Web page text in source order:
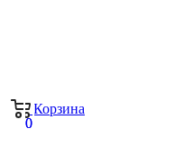
Корзина
0
0